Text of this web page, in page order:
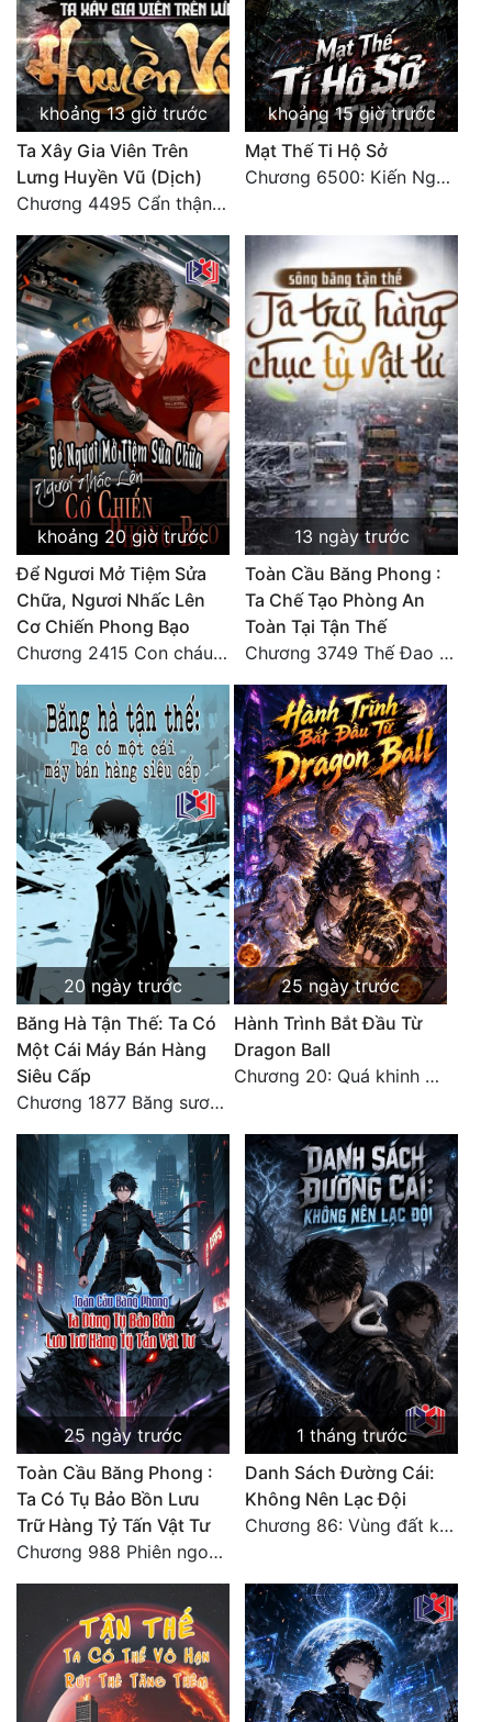
Quân Sự
Sảng Văn
Sắc
Thanh Xuân
Tiên Hiệp
Tiểu Thuyết
Trinh Thám
Triều Đấu
Trùng Sinh
Trọng Sinh
Tu Chân
Tu Tiên
Tội Phạm
Vô Địch
Võng Du
Xuyên Không
Xuyên Nhanh
Xuyên Sách
Xuyên Thư
Điền Văn
Đô Thị
Đông Phương
Đông Phương Huyền Huyễn
Đồng Nhân
Cẩu Đạo Trường Sinh
Ngự Thú
Truyện Nam
Truyện Nữ
Vô Địch Lưu
Xây Dựng Thế Lực
Đam Mỹ
Đẹp
Đẹp Hiệp
Tính Cách Nhân Vật :
Cơ Trí
Sát Phạt Quyết Đoán
khoảng 13 giờ trước
Ta Xây Gia Viên Trên
Lưng Huyền Vũ (Dịch)
Chương 4495 Cẩn thận một chút vẫn là tốt.
khoảng 15 giờ trước
Mạt Thế Ti Hộ Sở
Chương 6500: Kiến Nghị Của Vân Lục
khoảng 20 giờ trước
Để Ngươi Mở Tiệm Sửa
Chữa, Ngươi Nhấc Lên
Cơ Chiến Phong Bạo
Chương 2415 Con cháu bất hiếu!! Mời cùng lên đường!!
13 ngày trước
Toàn Cầu Băng Phong :
Ta Chế Tạo Phòng An
Toàn Tại Tận Thế
Chương 3749 Thế Đao xuất kích
20 ngày trước
Băng Hà Tận Thế: Ta Có
Một Cái Máy Bán Hàng
Siêu Cấp
Chương 1877 Băng sương kết giới
25 ngày trước
Hành Trình Bắt Đầu Từ
Dragon Ball
Chương 20: Quá khinh người
25 ngày trước
Toàn Cầu Băng Phong :
Ta Có Tụ Bảo Bồn Lưu
Trữ Hàng Tỷ Tấn Vật Tư
Chương 988 Phiên ngoại Ma vương
1 tháng trước
Danh Sách Đường Cái:
Không Nên Lạc Đội
Chương 86: Vùng đất không cửa